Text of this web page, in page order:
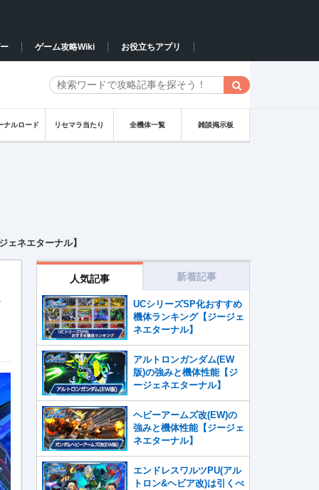
ゲーム攻略Wiki お役立ちアプリ
ナルロード リセマラ当たり 全機体一覧 雑談掲示板
ェネエターナル】
人気記事 新着記事
UCシリーズSP化おすすめ
機体ランキング【ジージェ
ネエターナル】
アルトロンガンダム(EW
版)の強みと機体性能【ジ
ージェネエターナル】
ヘビーアームズ改(EW)の
強みと機体性能【ジージェ
ネエターナル】
エンドレスワルツPU(アル
トロン&ヘビア改)は引くべ